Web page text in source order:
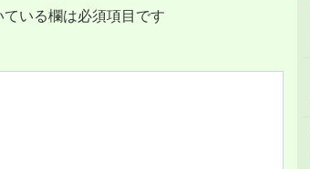
ている欄は必須項目です